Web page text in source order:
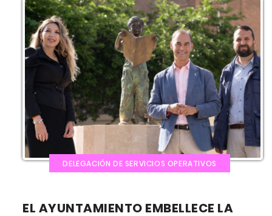
DELEGACIÓN DE SERVICIOS OPERATIVOS
EL AYUNTAMIENTO EMBELLECE LA